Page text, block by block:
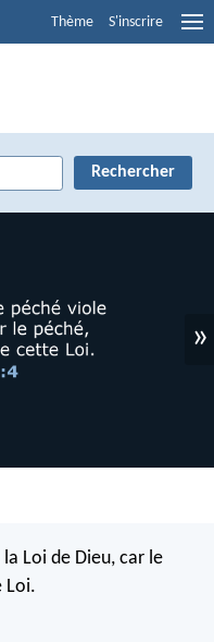
Thème S'inscrire
»
Loi de Dieu, car le
Loi.